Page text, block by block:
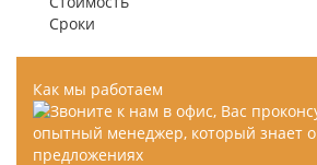
Сроки
Как мы работаем